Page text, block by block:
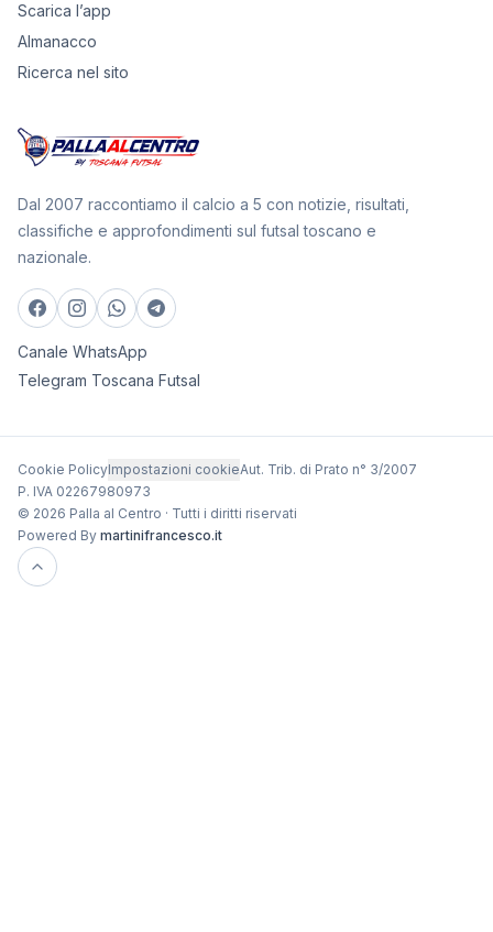
Scarica l’app
Almanacco
Ricerca nel sito
Dal 2007 raccontiamo il calcio a 5 con notizie, risultati,
classifiche e approfondimenti sul futsal toscano e
nazionale.
Canale WhatsApp
Telegram Toscana Futsal
Cookie PolicyImpostazioni cookieAut. Trib. di Prato n° 3/2007
P. IVA 02267980973
© 2026 Palla al Centro · Tutti i diritti riservati
Powered By martinifrancesco.it